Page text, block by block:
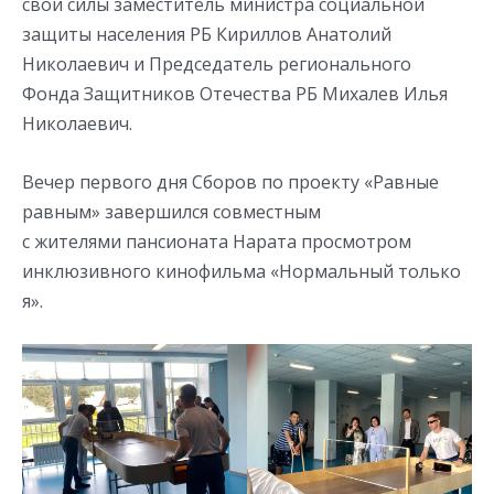
защиты населения РБ Кириллов Анатолий
Николаевич и Председатель регионального
Фонда Защитников Отечества РБ Михалев Илья
Николаевич.
Вечер первого дня Сборов по проекту «Равные
равным» завершился совместным
с жителями пансионата Нарата просмотром
инклюзивного кинофильма «Нормальный только
я».